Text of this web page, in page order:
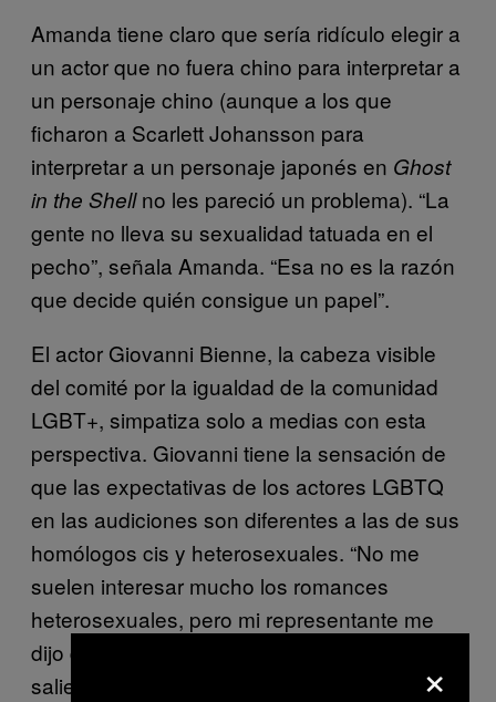
Amanda tiene claro que sería ridículo elegir a
un actor que no fuera chino para interpretar a
un personaje chino (aunque a los que
ficharon a Scarlett Johansson para
interpretar a un personaje japonés en Ghost
in the Shellno les pareció un problema). “La
gente no lleva su sexualidad tatuada en el
pecho”, señala Amanda. “Esa no es la razón
que decide quién consigue un papel”.
El actor Giovanni Bienne, la cabeza visible
del comité por la igualdad de la comunidad
LGBT+, simpatiza solo a medias con esta
perspectiva. Giovanni tiene la sensación de
que las expectativas de los actores LGBTQ
en las audiciones son diferentes a las de sus
homólogos cis y heterosexuales. “No me
suelen interesar mucho los romances
heterosexuales, pero mi representante me
dijo que sería positivo para mí que no me
saliera del personaje durante la valoración×